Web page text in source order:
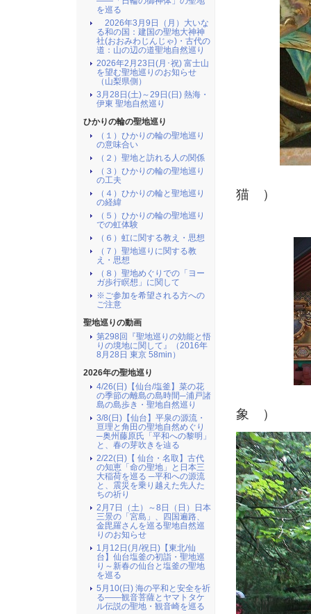
猫 ）
象 ）
を巡る
2026年3月9日（月）大いな
る和の国：建国の聖地大神神
社(おおみわじんじゃ)・古代の
道：山の辺の道聖地自然巡り
2026年2月23日(月･祝) 富士山
を望む聖地巡りのお知らせ
（山梨県側）
3月28日(土)～29日(日) 熱海・
伊東 聖地自然巡り
ひかりの輪の聖地巡り
（１）ひかりの輪の聖地巡り
の意味合い
（２）聖地と訪れる人の関係
（３）ひかりの輪の聖地巡り
の工夫
（４）ひかりの輪と聖地巡り
の経緯
（５）ひかりの輪の聖地巡り
での虹体験
（６）虹に関する教え・思想
（７）聖地巡りに関する教
え・思想
（８）聖地めぐりでの「ヨー
ガ歩行瞑想」に関して
※ご参加を希望される方への
ご注意
聖地巡りの動画
第298回『聖地巡りの効能と悟
りの境地に関して』（2016年
8月28日 東京 58min）
2026年の聖地巡り
4/26(日)【仙台/塩釜】菜の花
の季節の離島の島時間─浦戸諸
島の島歩き・聖地自然巡り
3/8(日)【仙台】平泉の源流・
亘理と角田の聖地自然めぐり
─奥州藤原氏「平和への黎明」
と、春の芽吹きを辿る
2/22(日)【 仙台・名取】古代
の知恵「命の聖地」と日本三
大稲荷を巡る ─平和への源流
と、震災を乗り越えた先人た
ちの祈り
2月7日（土）～8日（日）日本
三景の「宮島」、四国遍路、
金毘羅さんを巡る聖地自然巡
りのお知らせ
1月12日(月/祝日)【東北/仙
台】仙台塩釜の初詣・聖地巡
り～新春の仙台と塩釜の聖地
を巡る
5月10(日) 海の平和と安全を祈
る――観音菩薩とヤマトタケ
ル伝説の聖地・観音崎を巡る